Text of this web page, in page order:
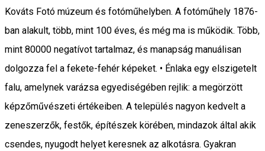
Kováts Fotó múzeum és fotóműhelyben. A fotóműhely 1876-
ban alakult, több, mint 100 éves, és még ma is működik. Több,
mint 80000 negatívot tartalmaz, és manapság manuálisan
dolgozza fel a fekete-fehér képeket. • Énlaka egy elszigetelt
falu, amelynek varázsa egyediségében rejlik: a megörzött
képzőművészeti értékeiben. A település nagyon kedvelt a
zeneszerzők, festők, építészek körében, mindazok által akik
csendes, nyugodt helyet keresnek az alkotásra. Gyakran